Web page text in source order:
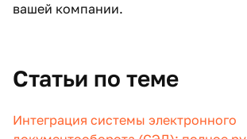
вашей компании.
Статьи по теме
Интеграция системы электронного